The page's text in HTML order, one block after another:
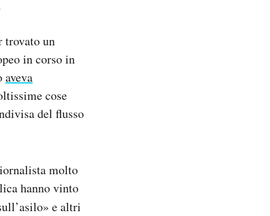
trovato un
in corso in
aveva
cose
del flusso
molto
hanno vinto
e altri